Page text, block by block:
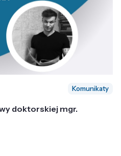
Komunikaty
doktorskiej mgr.